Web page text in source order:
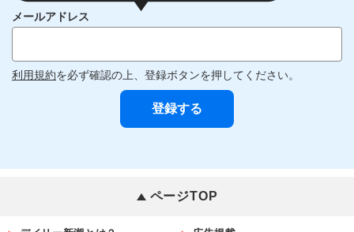
メールアドレス
利用規約を必ず確認の上、登録ボタンを押してください。
ページTOP